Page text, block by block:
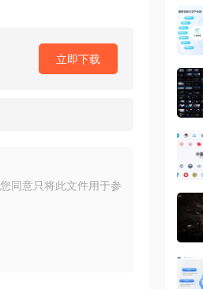
立即下载
同意只将此文件用于参